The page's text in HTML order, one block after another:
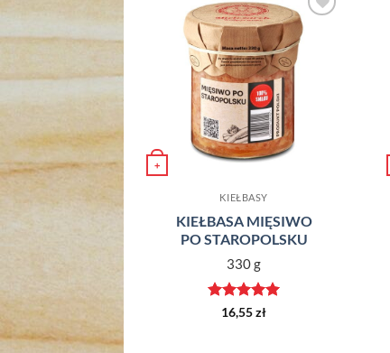
Dodaj do
ulubionych
+
KIEŁBASY
KIEŁBASA MIĘSIWO
PO STAROPOLSKU
330 g
Oceniono
16,55zł
ulubionych
zł